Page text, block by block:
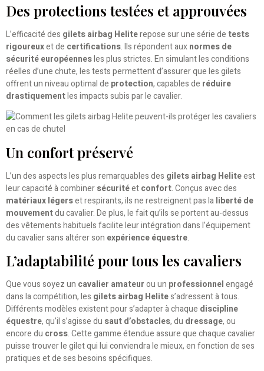
Des protections testées et approuvées
L’efficacité des gilets airbag Heliterepose sur une série de tests
rigoureuxet de certifications. Ils répondent auxnormes de
sécurité européennesles plus strictes. En simulant les conditions
réelles d’une chute, les tests permettent d’assurer que les gilets
offrent un niveau optimal de protection, capables de réduire
drastiquementles impacts subis par le cavalier.
Un confort préservé
L’un des aspects les plus remarquables des gilets airbag Heliteest
leur capacité à combinersécuritéetconfort. Conçus avec des
matériaux légerset respirants, ils ne restreignent pas laliberté de
mouvementdu cavalier. De plus, le fait qu’ils se portent au-dessus
des vêtements habituels facilite leur intégration dans l’équipement
du cavalier sans altérer son expérience équestre.
L’adaptabilité pour tous les cavaliers
Que vous soyez un cavalier amateurou un professionnelengagé
dans la compétition, les gilets airbag Helites’adressent à tous.
Différents modèles existent pour s’adapter à chaque discipline
équestre, qu’il s’agisse du saut d’obstacles, du dressage, ou
encore du cross. Cette gamme étendue assure que chaque cavalier
puisse trouver le gilet qui lui conviendra le mieux, en fonction de ses
pratiques et de ses besoins spécifiques.